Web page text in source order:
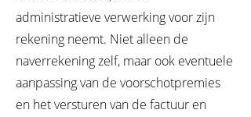
administratieve verwerking voor zijn
rekening neemt. Niet alleen de
naverrekening zelf, maar ook eventuele
aanpassing van de voorschotpremies
en het versturen van de factuur en